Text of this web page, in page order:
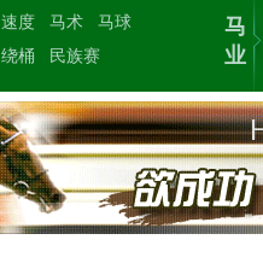
速度 马术
马球
绕桶
民族赛
马
业